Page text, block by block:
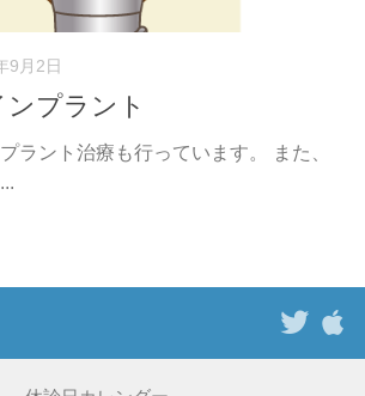
9月2日
プラント
ラント治療も行っています。 また、